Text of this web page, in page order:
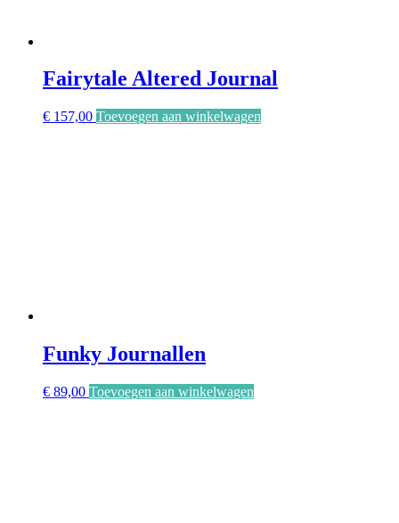
Fairytale Altered Journal
€ 157,00 Toevoegen aan winkelwagen
Funky Journallen
€ 89,00 Toevoegen aan winkelwagen